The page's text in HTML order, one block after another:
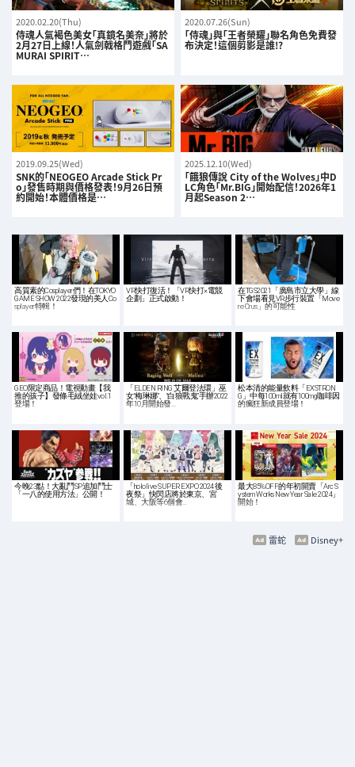
2020.02.20(Thu)
侍魂人氣褐色美女「真鏡名美奈」將於
2月27日上線！人氣劍戟格鬥遊戲「SA
MURAI SPIRIT…
2020.07.26(Sun)
「侍魂」與「王者榮耀」聯名角色免費發
布決定！這個剪影是誰!?
2019.09.25(Wed)
SNK的「NEOGEO Arcade Stick Pr
o」發售時期與價格發表！9月26日預
約開始！本體價格是…
2025.12.10(Wed)
「餓狼傳說 City of the Wolves」中D
LC角色「Mr.BIG」開始配信！2026年1
月起Season 2…
高質素的Cosplayer們！在TOKYO
GAME SHOW 2022發現的美人Co
splayer特輯！
VR快打復活！「VR快打×電競
企劃」正式啟動！
在TGS2021「廣島市立大學」線
下會場看見VR步行裝置「Move
re Crus」的可能性
GEO限定商品！電視動畫【我
推的孩子】發條毛絨坐娃vol.1
登場！
「ELDEN RING 艾爾登法環」巫
女“梅琳娜”、“白狼戰鬼”手辦2022
年10月開始發…
松本清的能量飲料「EXSTRON
G」中每100ml就有100mg咖啡因
的瘋狂新成員登場！
今晚23點！大亂鬥SP追加鬥士
「一八的使用方法」公開！
「hololive SUPER EXPO 2024 後
夜祭」快閃店將於東京、宮
城、大阪等6個會…
最大85%OFF的年初開賣「Arc S
ystem Works New Year Sale 2024」
開始！
Disney+
雷蛇